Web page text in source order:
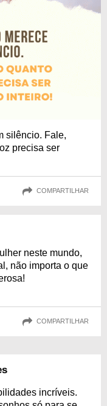
silêncio. Fale,
precisa ser
COMPARTILHAR
neste mundo,
não importa o que
COMPARTILHAR
incríveis.